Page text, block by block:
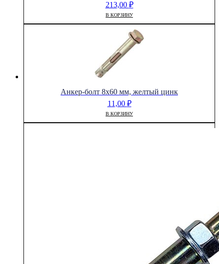
213,00 ₽
В КОРЗИНУ
Анкер-болт 8х60 мм, желтый цинк
11,00 ₽
В КОРЗИНУ